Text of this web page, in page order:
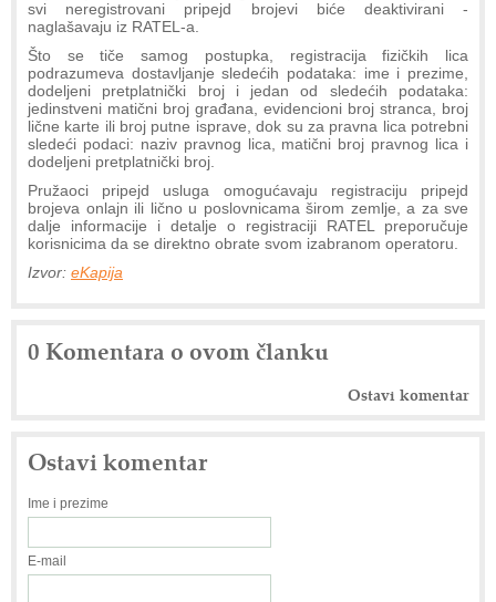
svi neregistrovani pripejd brojevi biće deaktivirani -
naglašavaju iz RATEL-a.
Što se tiče samog postupka, registracija fizičkih lica
podrazumeva dostavljanje sledećih podataka: ime i prezime,
dodeljeni pretplatnički broj i jedan od sledećih podataka:
jedinstveni matični broj građana, evidencioni broj stranca, broj
lične karte ili broj putne isprave, dok su za pravna lica potrebni
sledeći podaci: naziv pravnog lica, matični broj pravnog lica i
dodeljeni pretplatnički broj.
Pružaoci pripejd usluga omogućavaju registraciju pripejd
brojeva onlajn ili lično u poslovnicama širom zemlje, a za sve
dalje informacije i detalje o registraciji RATEL preporučuje
korisnicima da se direktno obrate svom izabranom operatoru.
Izvor: eKapija
0 Komentara o ovom članku
Ostavi komentar
Ostavi komentar
Ime i prezime
E-mail